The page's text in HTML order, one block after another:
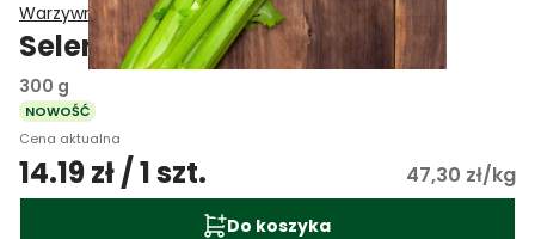
Warzywniak EKO
Seler naciowy EKO (import)
300 g
NOWOŚĆ
Cena aktualna
14.19 zł / 1 szt. 47,30 zł/kg
Do koszyka